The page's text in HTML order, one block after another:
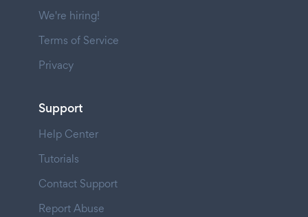
We're hiring!
Terms of Service
Privacy
Support
Help Center
Tutorials
Contact Support
Report Abuse